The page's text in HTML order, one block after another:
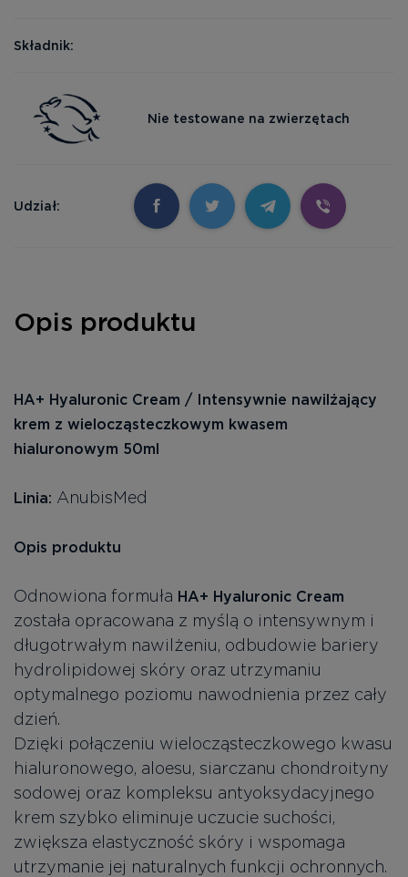
Składnik:
Nie testowane na zwierzętach
Udział:
Opis produktu
HA+ Hyaluronic Cream / Intensywnie nawilżający
krem z wielocząsteczkowym kwasem
hialuronowym 50ml
Linia: AnubisMed
Opis produktu
Odnowiona formuła HA+ Hyaluronic Cream
została opracowana z myślą o intensywnym i
długotrwałym nawilżeniu, odbudowie bariery
hydrolipidowej skóry oraz utrzymaniu
optymalnego poziomu nawodnienia przez cały
dzień.
Dzięki połączeniu wielocząsteczkowego kwasu
hialuronowego, aloesu, siarczanu chondroityny
sodowej oraz kompleksu antyoksydacyjnego
krem szybko eliminuje uczucie suchości,
zwiększa elastyczność skóry i wspomaga
utrzymanie jej naturalnych funkcji ochronnych.